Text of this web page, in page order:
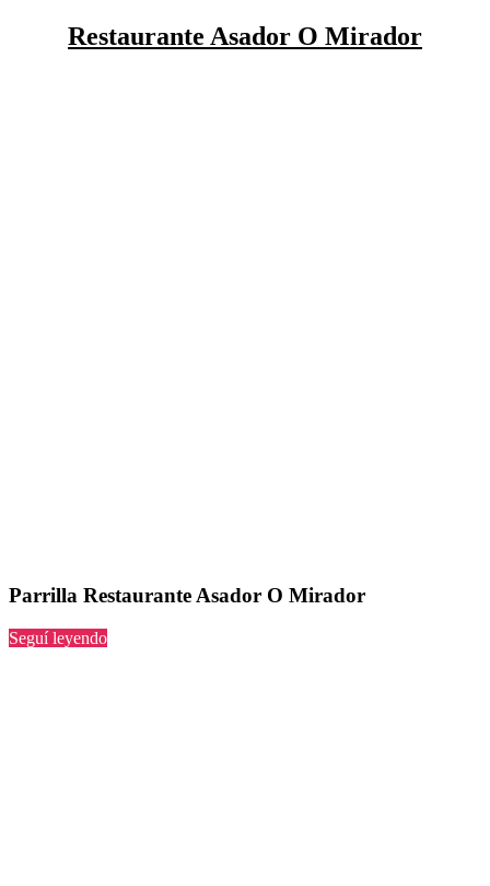
Restaurante Asador O Mirador
Parrilla Restaurante Asador O Mirador
Seguí leyendo“Restaurante